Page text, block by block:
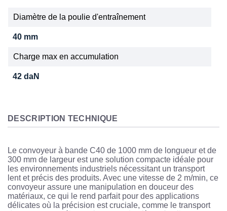
Diamètre de la poulie d'entraînement
40 mm
Charge max en accumulation
42 daN
DESCRIPTION TECHNIQUE
Le convoyeur à bande C40 de 1000 mm de longueur et de
300 mm de largeur est une solution compacte idéale pour
les environnements industriels nécessitant un transport
lent et précis des produits. Avec une vitesse de 2 m/min, ce
convoyeur assure une manipulation en douceur des
matériaux, ce qui le rend parfait pour des applications
délicates où la précision est cruciale, comme le transport